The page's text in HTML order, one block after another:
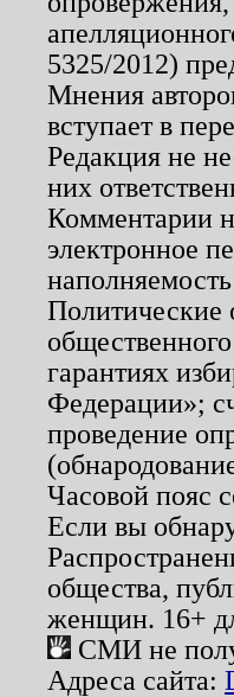
5325/2012)
Мнения
вступает в
Редакция не
них
Комментарии
электронное
Политические
гарантиях
Федерации»;
проведение
Часовой пояс
Если вы
общества,
женщин. 16+
СМИ не
Адреса сайта: